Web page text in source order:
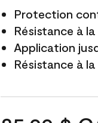
Protection
Résistance à
Application
Résistance à